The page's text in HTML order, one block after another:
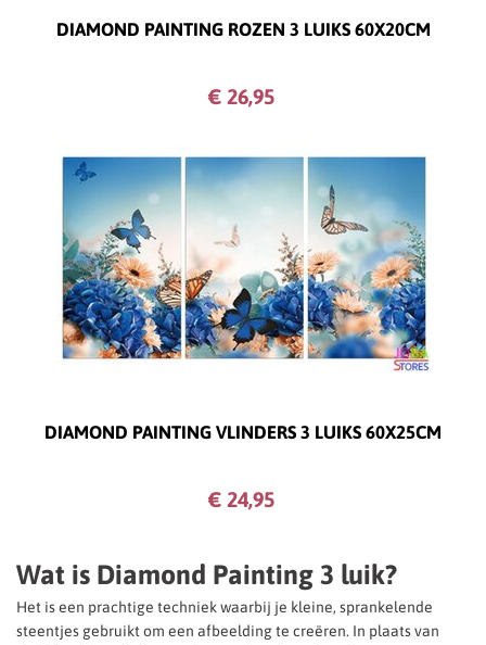
DIAMOND PAINTING ROZEN 3 LUIKS 60X20CM
€ 26,95
DIAMOND PAINTING VLINDERS 3 LUIKS 60X25CM
€ 24,95
Wat is Diamond Painting 3 luik?
Het is een prachtige techniek waarbij je kleine, sprankelende
steentjes gebruikt om een afbeelding te creëren. In plaats van